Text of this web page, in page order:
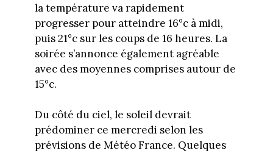
la température va rapidement
progresser pour atteindre 16°c à midi,
puis 21°c sur les coups de 16 heures. La
soirée s’annonce également agréable
avec des moyennes comprises autour de
15°c.
Du côté du ciel, le soleil devrait
prédominer ce mercredi selon les
prévisions de Météo France. Quelques